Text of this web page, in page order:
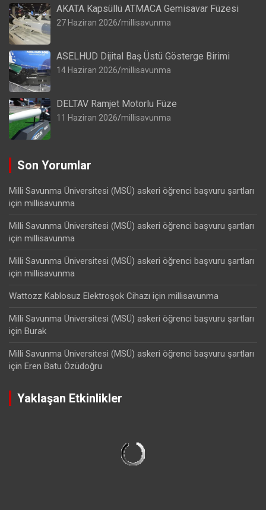
AKATA Kapsüllü ATMACA Gemisavar Füzesi
27 Haziran 2026 millisavunma
ASELHUD Dijital Baş Üstü Gösterge Birimi
14 Haziran 2026 millisavunma
DELTAV Ramjet Motorlu Füze
11 Haziran 2026 millisavunma
Son Yorumlar
Milli Savunma Üniversitesi (MSÜ) askeri öğrenci başvuru şartları
için millisavunma
Milli Savunma Üniversitesi (MSÜ) askeri öğrenci başvuru şartları
için millisavunma
Milli Savunma Üniversitesi (MSÜ) askeri öğrenci başvuru şartları
için millisavunma
Wattozz Kablosuz Elektroşok Cihazı için millisavunma
Milli Savunma Üniversitesi (MSÜ) askeri öğrenci başvuru şartları
için Burak
Milli Savunma Üniversitesi (MSÜ) askeri öğrenci başvuru şartları
için Eren Batu Özüdoğru
Yaklaşan Etkinlikler